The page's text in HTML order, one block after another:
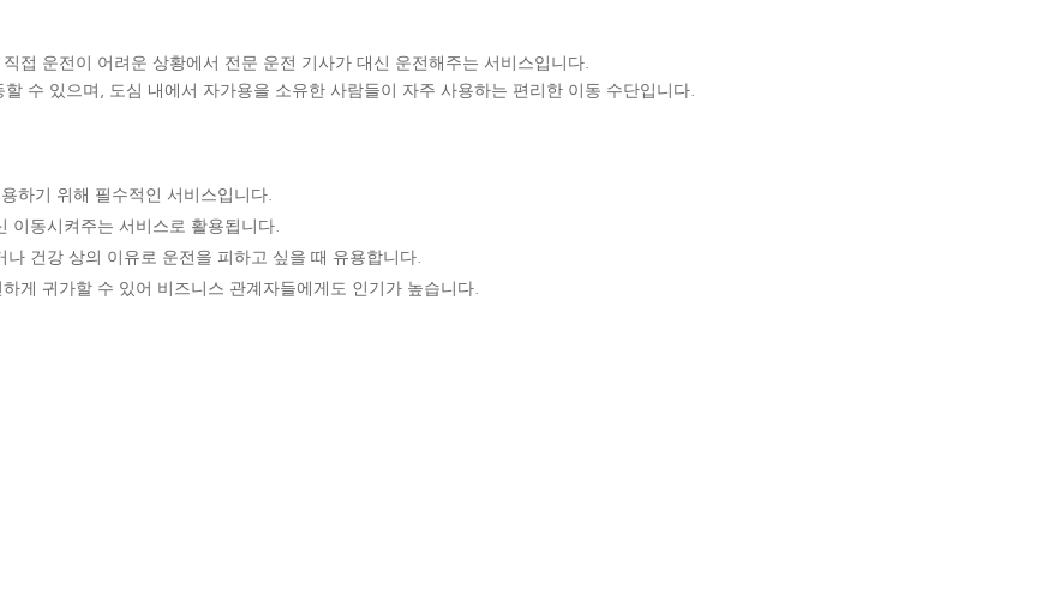
접 운전이 어려운 상황에서 전문 운전 기사가 대신 운전해주는 서비스입니다.
수 있으며, 도심 내에서 자가용을 소유한 사람들이 자주 사용하는 편리한 이동 수단입니다.
하기 위해 필수적인 서비스입니다.
이동시켜주는 서비스로 활용됩니다.
건강 상의 이유로 운전을 피하고 싶을 때 유용합니다.
게 귀가할 수 있어 비즈니스 관계자들에게도 인기가 높습니다.